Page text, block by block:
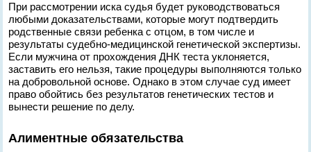
При рассмотрении иска судья будет руководствоваться
любыми доказательствами, которые могут подтвердить
родственные связи ребенка с отцом, в том числе и
результаты судебно-медицинской генетической экспертизы.
Если мужчина от прохождения ДНК теста уклоняется,
заставить его нельзя, такие процедуры выполняются только
на добровольной основе. Однако в этом случае суд имеет
право обойтись без результатов генетических тестов и
вынести решение по делу.
Алиментные обязательства